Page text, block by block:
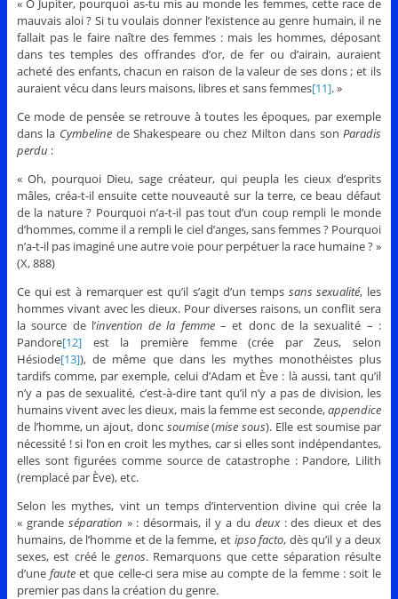
« Ô Jupiter, pourquoi as-tu mis au monde les femmes, cette race de
mauvais aloi ? Si tu voulais donner l’existence au genre humain, il ne
fallait pas le faire naître des femmes : mais les hommes, déposant
dans tes temples des offrandes d’or, de fer ou d’airain, auraient
acheté des enfants, chacun en raison de la valeur de ses dons ; et ils
auraient vécu dans leurs maisons, libres et sans femmes[11]. »
Ce mode de pensée se retrouve à toutes les époques, par exemple
dans la Cymbeline de Shakespeare ou chez Milton dans sonParadis
perdu :
« Oh, pourquoi Dieu, sage créateur, qui peupla les cieux d’esprits
mâles, créa-t-il ensuite cette nouveauté sur la terre, ce beau défaut
de la nature ? Pourquoi n’a-t-il pas tout d’un coup rempli le monde
d’hommes, comme il a rempli le ciel d’anges, sans femmes ? Pourquoi
n’a-t-il pas imaginé une autre voie pour perpétuer la race humaine ? »
(X, 888)
Ce qui est à remarquer est qu’il s’agit d’un temps sans sexualité, les
hommes vivant avec les dieux. Pour diverses raisons, un conflit sera
la source de l’invention de la femme– et donc de la sexualité – :
Pandore[12]est la première femme (crée par Zeus, selon
Hésiode[13]), de même que dans les mythes monothéistes plus
tardifs comme, par exemple, celui d’Adam et Ève : là aussi, tant qu’il
n’y a pas de sexualité, c’est-à-dire tant qu’il n’y a pas de division, les
humains vivent avec les dieux, mais la femme est seconde,appendice
de l’homme, un ajout, donc soumise(mise sous). Elle est soumise par
nécessité ! si l’on en croit les mythes, car si elles sont indépendantes,
elles sont figurées comme source de catastrophe : Pandore, Lilith
(remplacé par Ève), etc.
Selon les mythes, vint un temps d’intervention divine qui crée la
« grande séparation » : désormais, il y a du deux : des dieux et des
humains, de l’homme et de la femme, et ipso facto, dès qu’il y a deux
sexes, est créé le genos. Remarquons que cette séparation résulte
d’unefaute et que celle-ci sera mise au compte de la femme : soit le
premier pas dans la création du genre.